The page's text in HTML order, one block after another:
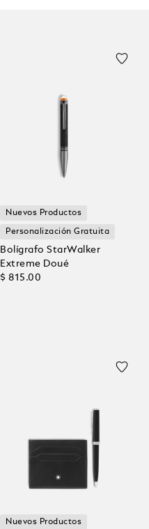
Nuevos Productos
Personalización Gratuita
Bolígrafo StarWalker
Extreme Doué
$ 815.00
Nuevos Productos